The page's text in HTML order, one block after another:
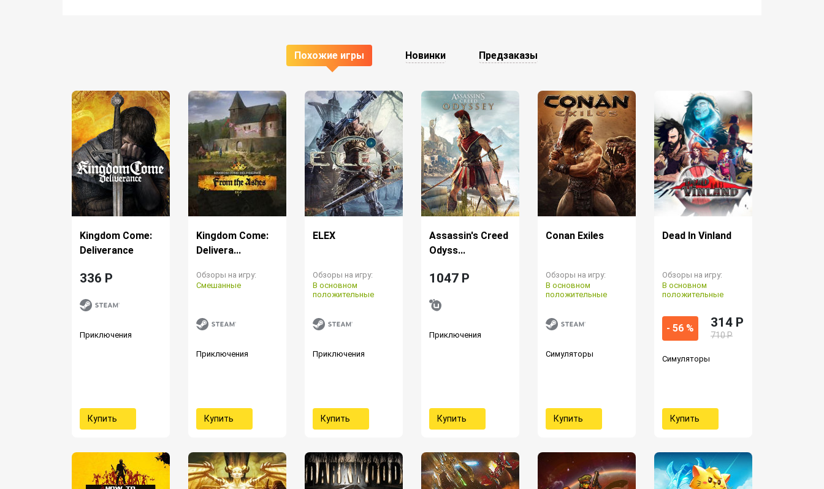
Похожие игры Новинки Предзаказы
Kingdom Come:
Deliverance
336 P
Приключения
Купить
Kingdom Come:
Delivera...
Обзоры на игру:
Смешанные
Приключения
Купить
ELEX
Обзоры на игру:
В основном
положительные
Приключения
Купить
Assassin's Creed
Odyss...
1047 P
Приключения
Купить
Conan Exiles
Обзоры на игру:
В основном
положительные
Симуляторы
Купить
Dead In Vinland
Обзоры на игру:
В основном
положительные
- 56 % 314 P
710 Р
Симуляторы
Купить